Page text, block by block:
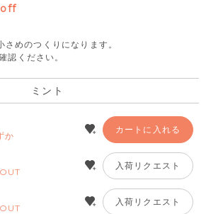
めのつくりになります。
認ください。
ミント
か
カートに入れる
入荷リクエスト
入荷リクエスト